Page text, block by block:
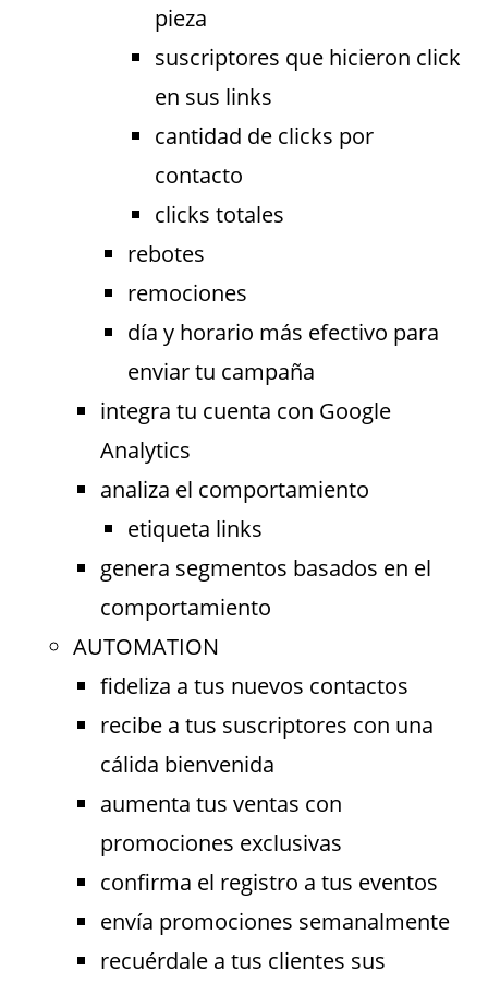
pieza
suscriptores que hicieron click
en sus links
cantidad de clicks por
contacto
clicks totales
rebotes
remociones
día y horario más efectivo para
enviar tu campaña
integra tu cuenta con Google
Analytics
analiza el comportamiento
etiqueta links
genera segmentos basados en el
comportamiento
AUTOMATION
fideliza a tus nuevos contactos
recibe a tus suscriptores con una
cálida bienvenida
aumenta tus ventas con
promociones exclusivas
confirma el registro a tus eventos
envía promociones semanalmente
recuérdale a tus clientes sus